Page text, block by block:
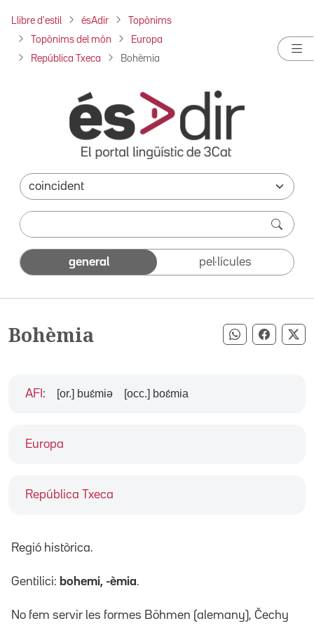
Llibre d'estil ésAdir Topònims
Topònims del món Europa
República Txeca Bohèmia
general pel·lícules
Bohèmia Compartir
Europa
República Txeca
AFI : [or.] buɛ́miə [occ.] boɛ́mia
Regió històrica.
Gentilici: bohemi, -èmia.
No fem servir les formes Böhmen (alemany), Čechy